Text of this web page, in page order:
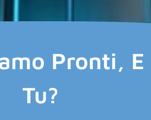
Pronti, E
Tu?